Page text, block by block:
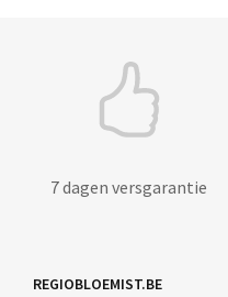
7 dagen versgarantie
REGIOBLOEMIST.BE